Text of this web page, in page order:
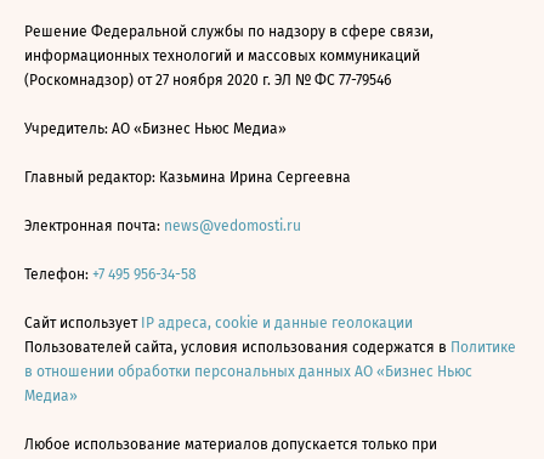
Решение Федеральной службы по надзору в сфере связи,
информационных технологий и массовых коммуникаций
(Роскомнадзор) от 27 ноября 2020 г. ЭЛ № ФС 77-79546
Учредитель: АО «Бизнес Ньюс Медиа»
Главный редактор: Казьмина Ирина Сергеевна
Электронная почта: news@vedomosti.ru
Телефон: +7 495 956-34-58
Сайт использует IP адреса, cookie и данные геолокации
Пользователей сайта, условия использования содержатся в Политике
в отношении обработки персональных данных АО «Бизнес Ньюс
Медиа»
Любое использование материалов допускается только при